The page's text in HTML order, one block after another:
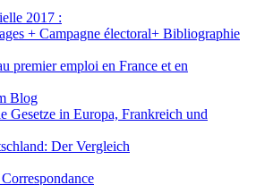
2017 :
+ Campagne électoral+ Bibliographie
premier emploi en France et en
Blog
Gesetze in Europa, Frankreich und
Der Vergleich